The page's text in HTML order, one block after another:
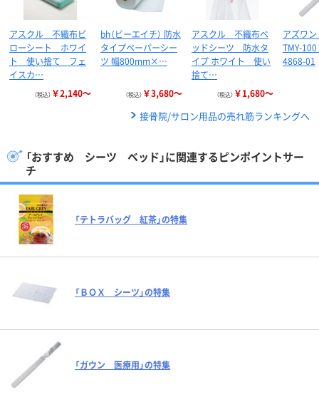
アスクル 不織布ピ
ローシート ホワイ
ト 使い捨て フェ
イスカ…
（税込） ￥2,140～
bh（ビーエイチ） 防水
タイプペーパーシー
ツ 幅800mm×…
（税込） ￥3,680～
アスクル 不織布ベ
ッドシーツ 防水タ
イプ ホワイト 使い
捨て…
（税込） ￥1,680～
アズワ
TMY-
4868-01
接骨院/サロン用品の売れ筋ランキングへ
「おすすめ シーツ ベッド」に関連するピンポイントサー
チ
「テトラバッグ 紅茶」の特集
「ＢＯＸ シーツ」の特集
「ガウン 医療用」の特集